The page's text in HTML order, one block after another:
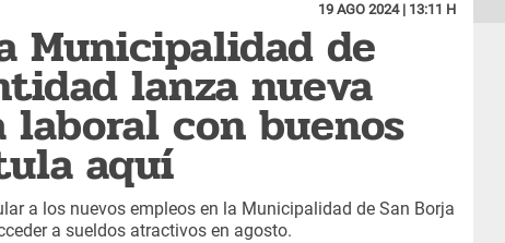
19 AGO 2024 | 13:11 H
Municipalidad de
lanza nueva
laboral con buenos
aquí
a los nuevos empleos en la Municipalidad de San Borja
a sueldos atractivos en agosto.